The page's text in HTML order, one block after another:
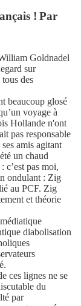
! Par
Goldnadel
sur
des
beaucoup glosé
voyage à
Hollande n'ont
pas responsable
amis agitant
un chaud
c’est pas moi,
ondulant : Zig
au PCF. Zig
et théorie
diabolisation
ces lignes ne se
du
par